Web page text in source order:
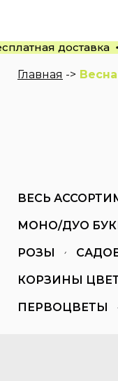
доставка
Главная -> Весна
ВЕСЬ
МОНО/ДУО
РОЗЫ
КОРЗИНЫ
ПЕРВОЦВЕТЫ